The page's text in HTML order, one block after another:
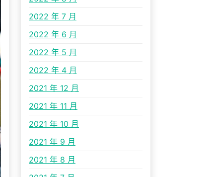
2022 年 7 月
2022 年 6 月
2022 年 5 月
2022 年 4 月
2021 年 12 月
2021 年 11 月
2021 年 10 月
2021 年 9 月
2021 年 8 月